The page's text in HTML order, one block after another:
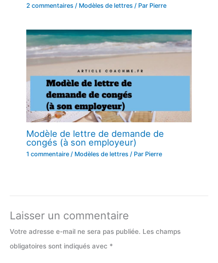
2 commentaires / Modèles de lettres / Par Pierre
Modèle de lettre de demande de
congés (à son employeur)
1 commentaire / Modèles de lettres / Par Pierre
Laisser un commentaire
Votre adresse e-mail ne sera pas publiée. Les champs
obligatoires sont indiqués avec *